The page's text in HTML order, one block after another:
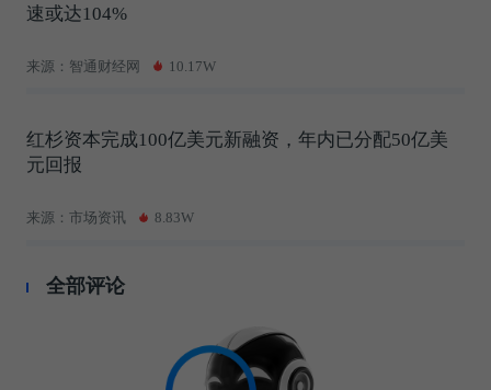
速或达104%
来源：智通财经网 10.17W
红杉资本完成100亿美元新融资，年内已分配50亿美
元回报
来源：市场资讯 8.83W
全部评论